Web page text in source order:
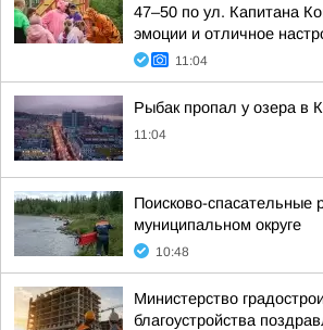
47–50 по ул. Капитана
эмоции и отличное
11:04
Рыбак пропал у озера в
11:04
Поисково-спасательные
муниципальном округе
10:48
Министерство
благоустройства